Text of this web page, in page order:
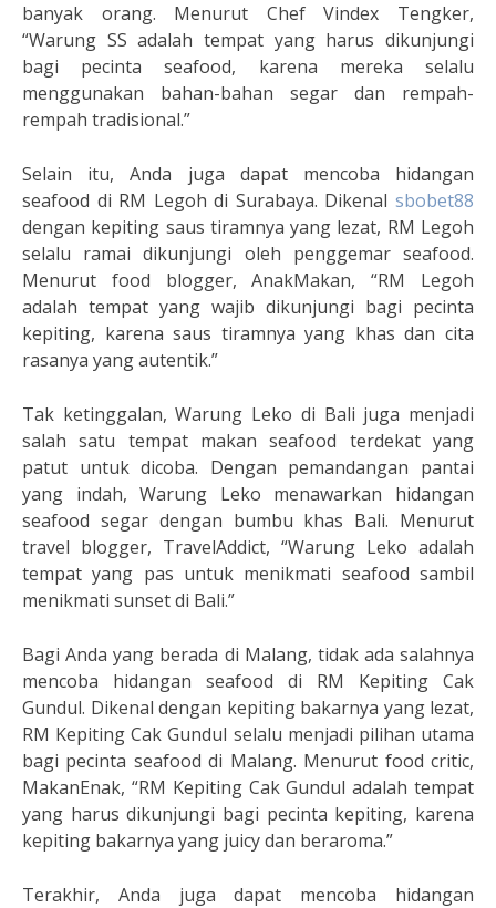
banyak orang. Menurut Chef Vindex Tengker,
“Warung SS adalah tempat yang harus dikunjungi
bagi pecinta seafood, karena mereka selalu
menggunakan bahan-bahan segar dan rempah-
rempah tradisional.”
Selain itu, Anda juga dapat mencoba hidangan
seafood di RM Legoh di Surabaya. Dikenal sbobet88
dengan kepiting saus tiramnya yang lezat, RM Legoh
selalu ramai dikunjungi oleh penggemar seafood.
Menurut food blogger, AnakMakan, “RM Legoh
adalah tempat yang wajib dikunjungi bagi pecinta
kepiting, karena saus tiramnya yang khas dan cita
rasanya yang autentik.”
Tak ketinggalan, Warung Leko di Bali juga menjadi
salah satu tempat makan seafood terdekat yang
patut untuk dicoba. Dengan pemandangan pantai
yang indah, Warung Leko menawarkan hidangan
seafood segar dengan bumbu khas Bali. Menurut
travel blogger, TravelAddict, “Warung Leko adalah
tempat yang pas untuk menikmati seafood sambil
menikmati sunset di Bali.”
Bagi Anda yang berada di Malang, tidak ada salahnya
mencoba hidangan seafood di RM Kepiting Cak
Gundul. Dikenal dengan kepiting bakarnya yang lezat,
RM Kepiting Cak Gundul selalu menjadi pilihan utama
bagi pecinta seafood di Malang. Menurut food critic,
MakanEnak, “RM Kepiting Cak Gundul adalah tempat
yang harus dikunjungi bagi pecinta kepiting, karena
kepiting bakarnya yang juicy dan beraroma.”
Terakhir, Anda juga dapat mencoba hidangan